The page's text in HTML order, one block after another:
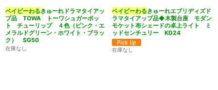
ベイビーわるきゅーれドラマタイアッ
プ品 TOWA トーワシュガーポッ
ト チューリップ ４色（ピンク・エ
メラルドグリーン・ホワイト・ブラッ
ク） SG50
在庫なし
ベイビーわるきゅーれエブリディズド
ラマタイアップ品◆木製台座 モダン
モケット布シェードの卓上ライト ミ
ッドセンチュリー KD24
在庫なし